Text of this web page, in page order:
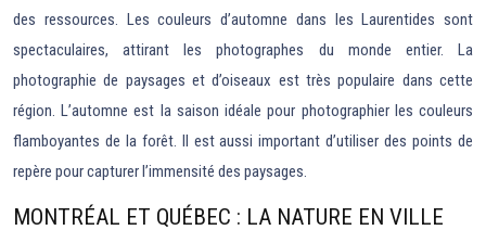
des ressources. Les couleurs d’automne dans les Laurentides sont
spectaculaires, attirant les photographes du monde entier. La
photographie de paysages et d’oiseaux est très populaire dans cette
région. L’automne est la saison idéale pour photographier les couleurs
flamboyantes de la forêt. Il est aussi important d’utiliser des points de
repère pour capturer l’immensité des paysages.
MONTRÉAL ET QUÉBEC : LA NATURE EN VILLE